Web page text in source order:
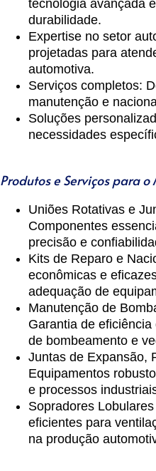
tecnologia avançada
durabilidade.
Expertise no setor
projetadas para
automotiva.
Serviços completos:
manutenção e
Soluções
necessidades
Produtos e Serviços para
Uniões Rotativas e
Componentes
precisão e
Kits de Reparo e
econômicas e
adequação de
Manutenção de
Garantia de
de bombeamento e
Juntas de Expansão,
Equipamentos
e processos
Sopradores
eficientes para
na produção